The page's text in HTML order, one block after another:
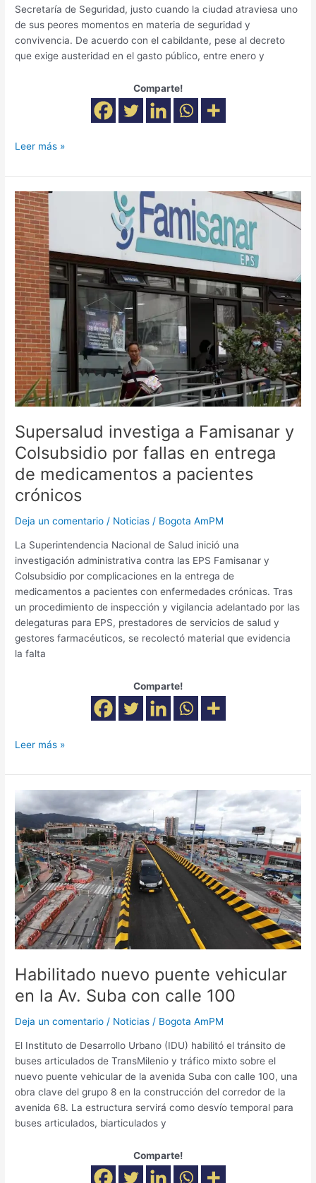
Secretaría de Seguridad, justo cuando la ciudad atraviesa uno
de sus peores momentos en materia de seguridad y
convivencia. De acuerdo con el cabildante, pese al decreto
que exige austeridad en el gasto público, entre enero y
Comparte!
Leer más »
Supersalud investiga a Famisanar y
Colsubsidio por fallas en entrega
de medicamentos a pacientes
crónicos
Deja un comentario / Noticias / Bogota AmPM
La Superintendencia Nacional de Salud inició una
investigación administrativa contra las EPS Famisanar y
Colsubsidio por complicaciones en la entrega de
medicamentos a pacientes con enfermedades crónicas. Tras
un procedimiento de inspección y vigilancia adelantado por las
delegaturas para EPS, prestadores de servicios de salud y
gestores farmacéuticos, se recolectó material que evidencia
la falta
Comparte!
Supersalud
investiga
a
Famisanar
y
Colsubsidio
por
fallas
en
entrega
de
medicamentos
a
pacientes
Leer más »
Habilitado nuevo puente vehicular
en la Av. Suba con calle 100
Deja un comentario / Noticias / Bogota AmPM
El Instituto de Desarrollo Urbano (IDU) habilitó el tránsito de
buses articulados de TransMilenio y tráfico mixto sobre el
nuevo puente vehicular de la avenida Suba con calle 100, una
obra clave del grupo 8 en la construcción del corredor de la
avenida 68. La estructura servirá como desvío temporal para
buses articulados, biarticulados y
Comparte!
Habilitado
nuevo
puente
vehicular
en
la
Av.
Suba
con
calle
100